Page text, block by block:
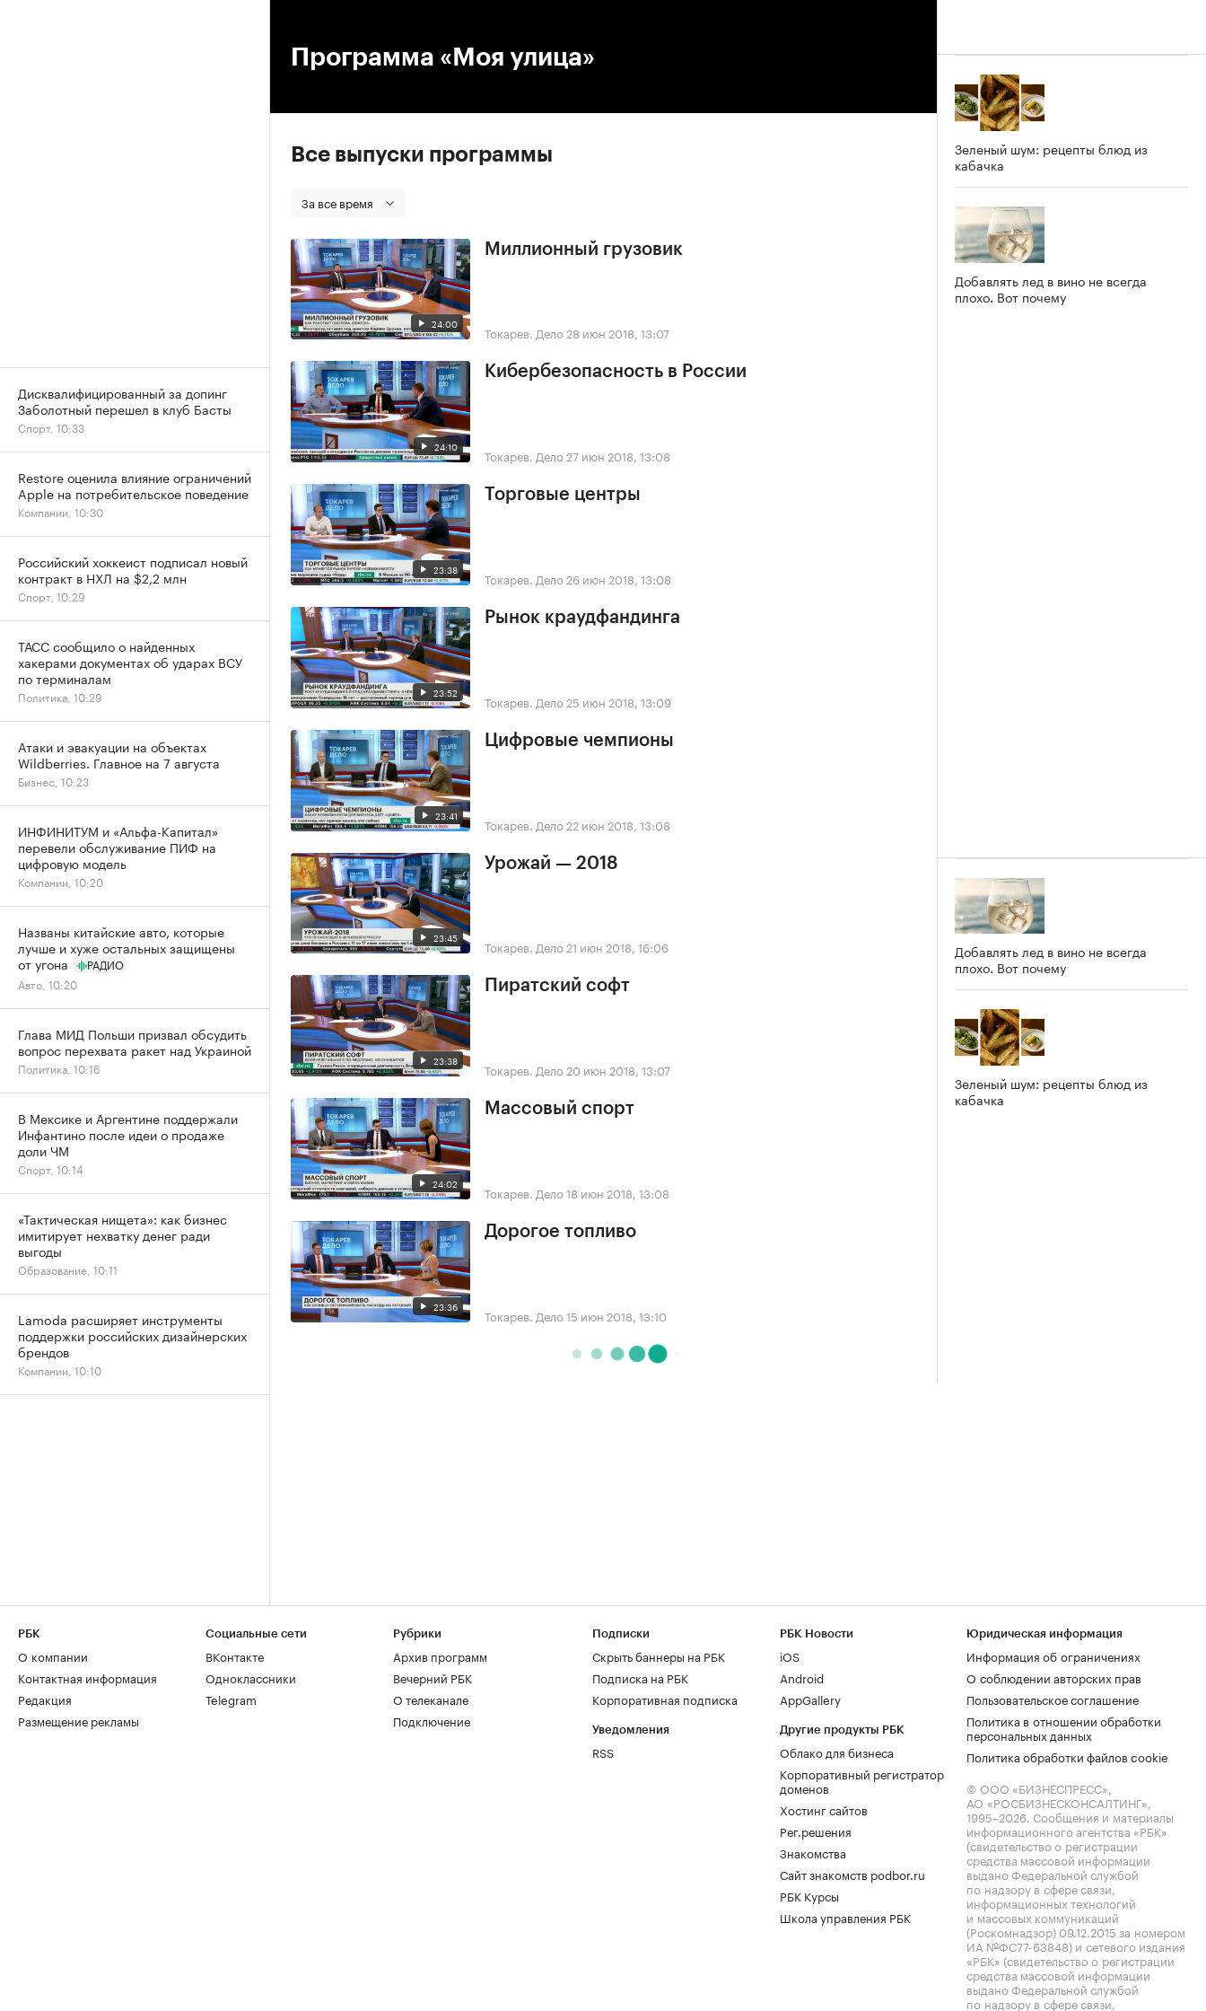
Программа «Моя улица»
Все выпуски программы
За все время
24:00
Миллионный грузовик
Токарев. Дело 28 июн 2018, 13:07
24:10
Кибербезопасность в России
Токарев. Дело 27 июн 2018, 13:08
23:38
Торговые центры
Токарев. Дело 26 июн 2018, 13:08
23:52
Рынок краудфандинга
Токарев. Дело 25 июн 2018, 13:09
23:41
Цифровые чемпионы
Токарев. Дело 22 июн 2018, 13:08
23:45
Урожай — 2018
Токарев. Дело 21 июн 2018, 16:06
23:38
Пиратский софт
Токарев. Дело 20 июн 2018, 13:07
24:02
Массовый спорт
Токарев. Дело18 июн 2018, 13:08
23:36
Дорогое топливо
Токарев. Дело15 июн 2018, 13:10
Зеленый шум: рецепты блюд из
кабачка
Добавлять лед в вино не всегда
плохо. Вот почему
Добавлять лед в вино не всегда
плохо. Вот почему
Зеленый шум: рецепты блюд из
кабачка
Дисквалифицированный за допинг
Заболотный перешел в клуб Басты
Спорт, 10:33
Restore оценила влияние ограничений
Apple на потребительское поведение
Компании, 10:30
Российский хоккеист подписал новый
контракт в НХЛ на $2,2 млн
Спорт, 10:29
ТАСС сообщило о найденных
хакерами документах об ударах ВСУ
по терминалам
Политика, 10:29
Атаки и эвакуации на объектах
Wildberries. Главное на 7 августа
Бизнес, 10:23
ИНФИНИТУМ и «Альфа-Капитал»
перевели обслуживание ПИФ на
цифровую модель
Компании, 10:20
Названы китайские авто, которые
лучше и хуже остальных защищены
от угона
РАДИО
Авто, 10:20
Глава МИД Польши призвал обсудить
вопрос перехвата ракет над Украиной
Политика, 10:16
В Мексике и Аргентине поддержали
Инфантино после идеи о продаже
доли ЧМ
Спорт, 10:14
«Тактическая нищета»: как бизнес
имитирует нехватку денег ради
выгоды
Образование, 10:11
Lamoda расширяет инструменты
поддержки российских дизайнерских
брендов
Компании, 10:10
РБК
О компании
Контактная информация
Редакция
Размещение рекламы
Социальные сети
ВКонтакте
Одноклассники
Telegram
Рубрики
Архив программ
Вечерний РБК
О телеканале
Подключение
Подписки
Скрыть баннеры на РБК
Подписка на РБК
Корпоративная подписка
Уведомления
RSS
РБК Новости
iOS
Android
AppGallery
Другие продукты РБК
Облако для бизнеса
Корпоративный регистратор
доменов
Хостинг сайтов
Рег.решения
Знакомства
Сайт знакомств podbor.ru
РБК Курсы
Школа управления РБК
Юридическая информация
Информация об ограничениях
О соблюдении авторских прав
Пользовательское соглашение
Политика в отношении обработки
персональных данных
Политика обработки файлов cookie
© ООО «БИЗНЕСПРЕСС»,
АО «РОСБИЗНЕСКОНСАЛТИНГ»,
1995–2026. Сообщения и материалы
информационного агентства «РБК»
(свидетельство о регистрации
средства массовой информации
выдано Федеральной службой
по надзору в сфере связи,
информационных технологий
и массовых коммуникаций
(Роскомнадзор) 09.12.2015 за номером
ИА №ФС77-63848) и сетевого издания
«РБК» (свидетельство о регистрации
средства массовой информации
выдано Федеральной службой
по надзору в сфере связи,